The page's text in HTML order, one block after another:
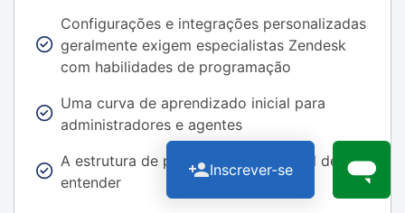
Configurações e integrações personalizadas
geralmente exigem especialistas Zendesk
com habilidades de programação
Uma curva de aprendizado inicial para
administradores e agentes
A estrutura de preços pode ser difícil de
entender
Inscrever-se